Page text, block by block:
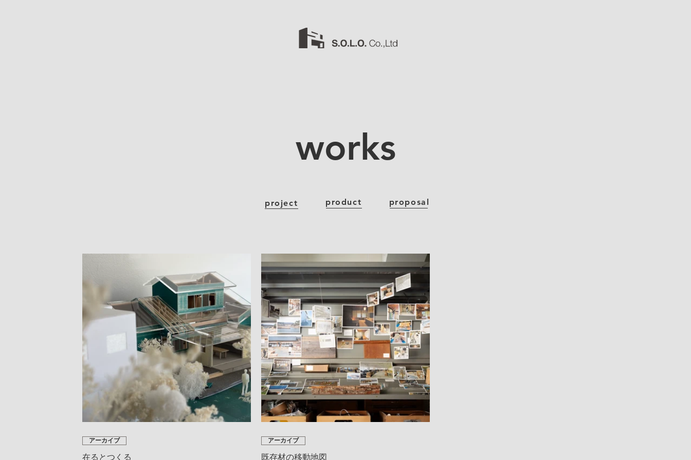
works
project product proposal
在るとつくる
アーカイブ
既存材の移動地図
アーカイブ